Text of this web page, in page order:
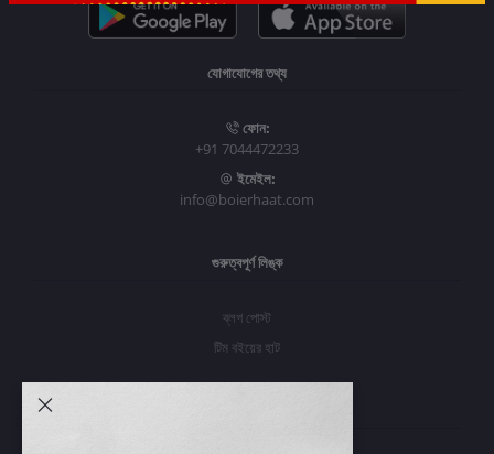
যোগাযোগের তথ্য
ফোন:
+91 7044472233
ইমেইল:
info@boierhaat.com
গুরুত্বপূর্ণ লিঙ্ক
ব্লগ পোস্ট
টিম বইয়ের হাট